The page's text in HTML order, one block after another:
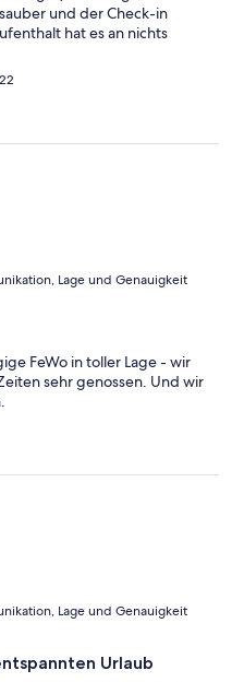
und der Check-in
hat es an nichts
Lage und Genauigkeit
FeWo in toller Lage - wir
sehr genossen. Und wir
Lage und Genauigkeit
Urlaub